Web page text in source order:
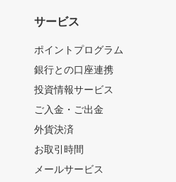
サービス
ポイントプログラム
銀行との口座連携
投資情報サービス
ご入金・ご出金
外貨決済
お取引時間
メールサービス